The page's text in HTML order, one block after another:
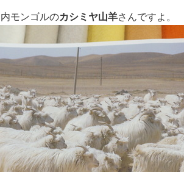
モンゴルのカシミヤ山羊さんですよ。